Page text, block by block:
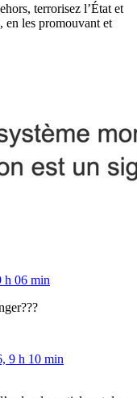
terrorisez l’État et
en les promouvant et
h 06 min
9 h 10 min